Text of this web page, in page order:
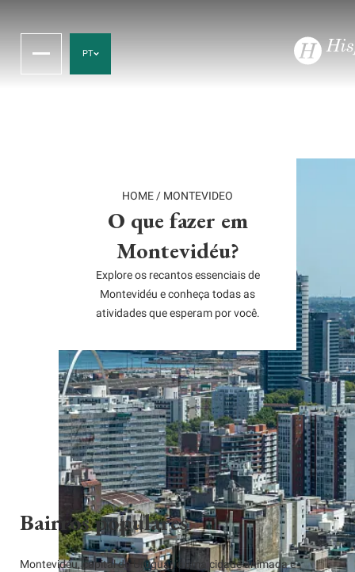
PT
HOME / MONTEVIDEO
O que fazer em
Montevidéu?
Explore os recantos essenciais de
Montevidéu e conheça todas as
atividades que esperam por você.
Bairros populares
Montevidéu, capital do Uruguai, é uma cidade animada e